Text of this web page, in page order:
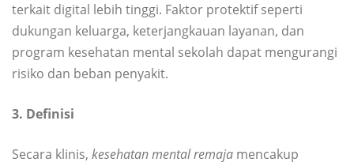
terkait digital lebih tinggi. Faktor protektif seperti
dukungan keluarga, keterjangkauan layanan, dan
program kesehatan mental sekolah dapat mengurangi
risiko dan beban penyakit.
3. Definisi
Secara klinis, kesehatan mental remaja mencakup